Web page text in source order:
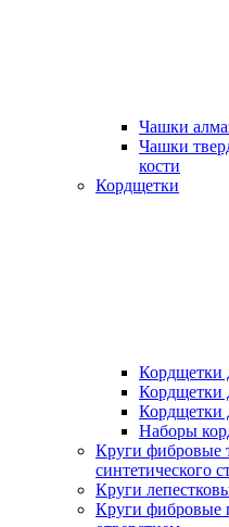
Чашки
Чашки
кости
Кордщетки
Кордщетки
Кордщетки
Наборы
Круги фибровые
синтетического
Круги
Круги фибровые